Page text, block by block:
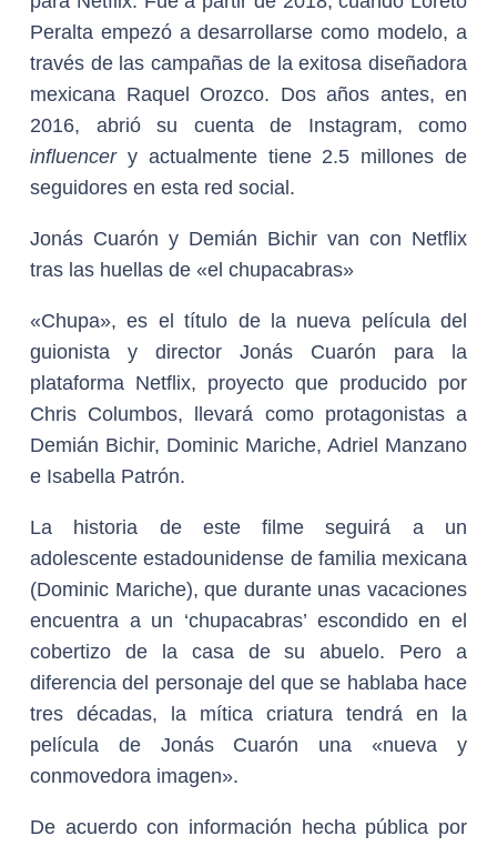
Peralta empezó a desarrollarse como modelo, a
través de las campañas de la exitosa diseñadora
mexicana Raquel Orozco. Dos años antes, en
2016, abrió su cuenta de Instagram, como
influencer y actualmente tiene 2.5 millones de
seguidores en esta red social.
Jonás Cuarón y Demián Bichir van con Netflix
tras las huellas de «el chupacabras»
«Chupa», es el título de la nueva película del
guionista y director Jonás Cuarón para la
plataforma Netflix, proyecto que producido por
Chris Columbos, llevará como protagonistas a
Demián Bichir, Dominic Mariche, Adriel Manzano
e Isabella Patrón.
La historia de este filme seguirá a un
adolescente estadounidense de familia mexicana
(Dominic Mariche), que durante unas vacaciones
encuentra a un ‘chupacabras’ escondido en el
cobertizo de la casa de su abuelo. Pero a
diferencia del personaje del que se hablaba hace
tres décadas, la mítica criatura tendrá en la
película de Jonás Cuarón una «nueva y
conmovedora imagen».
De acuerdo con información hecha pública por